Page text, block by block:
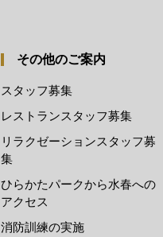
その他のご案内
スタッフ募集
レストランスタッフ募集
リラクゼーションスタッフ募
集
ひらかたパークから水春への
アクセス
消防訓練の実施